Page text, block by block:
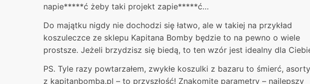
napie*****ć żeby taki projekt zapie*****ć…
Do majątku nigdy nie dochodzi się łatwo, ale w takiej na przykład
koszuleczce ze sklepu Kapitana Bomby będzie to na pewno o wiele
prostsze. Jeżeli brzydzisz się biedą, to ten wzór jest idealny dla
PS. Tyle razy powtarzałem, zwykłe koszulki z bazaru to śmierć,
z kapitanbomba.pl – to przyszłość! Znakomite parametry – najlepszy